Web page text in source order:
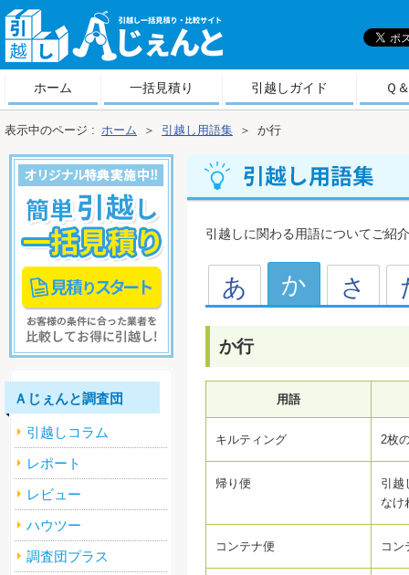
越しＡじぇんと
ホーム 一括見積り 引越しガイド Ｑ
表示中のページ : ホーム ＞ 引越し用語集 ＞ か行
行 引越し用語集
引越しに関わる用語についてご紹
あ か さ
か行
用語
キルティング 2枚
帰り便
引越
なけ
コンテナ便 コン
Ａじぇんと調査団
引越しコラム
レポート
レビュー
ハウツー
調査団プラス